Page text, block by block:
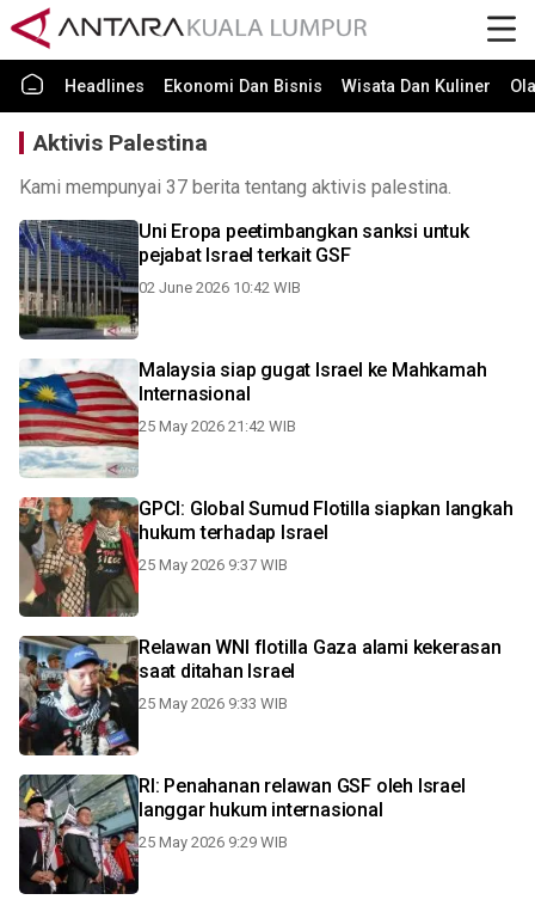
Headlines Ekonomi Dan Bisnis Wisata Dan Kuliner
Aktivis Palestina
Kami mempunyai 37 berita tentang aktivis palestina.
Uni Eropa peetimbangkan sanksi untuk
pejabat Israel terkait GSF
02 June 2026 10:42 WIB
Malaysia siap gugat Israel ke Mahkamah
Internasional
25 May 2026 21:42 WIB
GPCI: Global Sumud Flotilla siapkan langkah
hukum terhadap Israel
25 May 2026 9:37 WIB
Relawan WNI flotilla Gaza alami kekerasan
saat ditahan Israel
25 May 2026 9:33 WIB
RI: Penahanan relawan GSF oleh Israel
langgar hukum internasional
25 May 2026 9:29 WIB